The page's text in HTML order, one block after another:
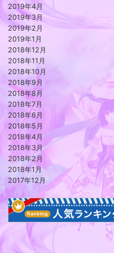
2019年4月
2019年3月
2019年2月
2019年1月
2018年12月
2018年11月
2018年10月
2018年9月
2018年8月
2018年7月
2018年6月
2018年5月
2018年4月
2018年3月
2018年2月
2018年1月
2017年12月